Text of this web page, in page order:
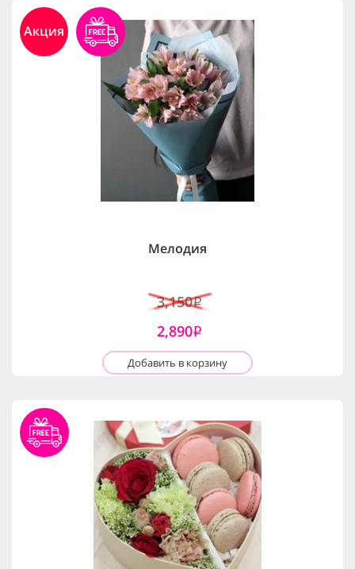
Акция
Мелодия
3,150i
2,890i
Добавить в корзину